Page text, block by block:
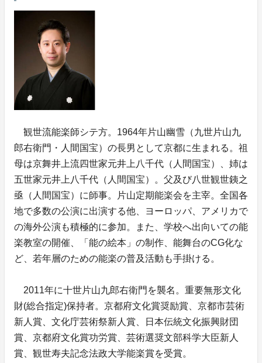
観世流能楽師シテ方。1964年片山幽雪（九世片山九
郎右衛門・人間国宝）の長男として京都に生まれる。祖
母は京舞井上流四世家元井上八千代（人間国宝）、姉は
五世家元井上八千代（人間国宝）。父及び八世観世銕之
亟（人間国宝）に師事。片山定期能楽会を主宰。全国各
地で多数の公演に出演する他、ヨーロッパ、アメリカで
の海外公演も積極的に参加。また、学校へ出向いての能
楽教室の開催、「能の絵本」の制作、能舞台のCG化な
ど、若年層のための能楽の普及活動も手掛ける。
2011年に十世片山九郎右衛門を襲名。重要無形文化
財(総合指定)保持者。京都府文化賞奨励賞、京都市芸術
新人賞、文化庁芸術祭新人賞、日本伝統文化振興財団
賞、京都府文化賞功労賞、芸術選奨文部科学大臣新人
賞、観世寿夫記念法政大学能楽賞を受賞。